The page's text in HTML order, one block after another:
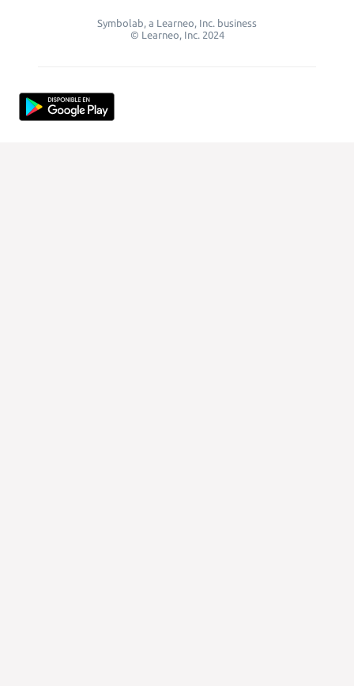
Symbolab, a Learneo, Inc. business
© Learneo, Inc. 2024